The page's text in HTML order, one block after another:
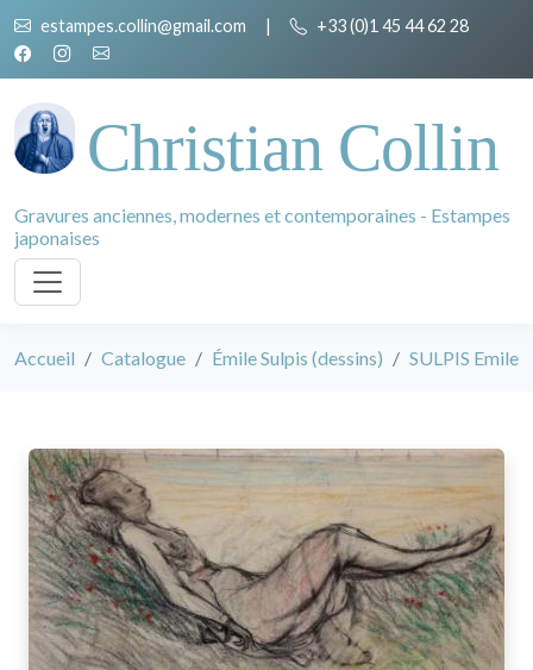
estampes.collin@gmail.com | +33 (0)1 45 44 62 28
Christian Collin
Gravures anciennes, modernes et contemporaines - Estampes
japonaises
Accueil Catalogue Émile Sulpis (dessins) SULPIS Emile